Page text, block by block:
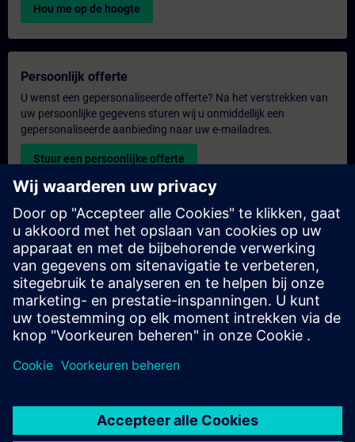
Hou me op de hoogte
Persoonlijk offerte
U wenst een gepersonaliseerde offerte? Na het verstrekken van
uw persoonlijke gegevens sturen wij u onmiddellijk een
gepersonaliseerde aanbieding naar uw e-mailadres.
Stuur een persoonlijke offerte
Aanvraag voor een exclusieve training
Heeft u een uitgebreidere trainingsbehoefte en wilt u een offerte
voor exclusieve training – op locatie, virtueel of in een SITRAIN-
trainingscentrum? Bezorg ons u uw persoonlijke gegevens en
uw trainingsbehoeften en u ontvangt van ons een offerte voor
een exclusieve training.
Exclusieve offerte aanvragen